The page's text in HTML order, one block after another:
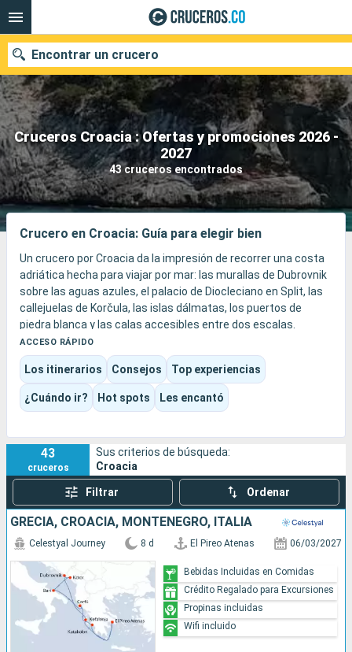
Cruceros Croacia : Ofertas y promociones 2026 -
2027
43 cruceros encontrados
Encontrar un crucero
Fecha de salida
Buscar
Crucero en Croacia: Guía para elegir bien
Un crucero por Croacia da la impresión de recorrer una costa
adriática hecha para viajar por mar: las murallas de Dubrovnik
sobre las aguas azules, el palacio de Diocleciano en Split, las
callejuelas de Korčula, las islas dálmatas, los puertos de
piedra blanca y las calas accesibles entre dos escalas.
El destino combina patrimonio, baños, pueblos insulares,
gastronomía mediterránea y navegación panorámica, con un
ritmo a menudo más tranquilo que el de las grandes ciudades
portuarias.
Dependiendo del buque y del itinerario elegido, la experiencia
bordo de una pequeña embarcación o de un buque de lujo.
ACCESO RÁPIDO
Los itinerarios Consejos Top experiencias
¿Cuándo ir? Hot spots Les encantó
43
cruceros
Sus criterios de búsqueda:
Croacia
Filtrar Ordenar
GRECIA, CROACIA, MONTENEGRO, ITALIA
Celestyal Journey 8 d El Pireo Atenas 06/03/2027
Bebidas Incluidas en Comidas
Crédito Regalado para Excursiones
Propinas incluidas
Wifi incluido